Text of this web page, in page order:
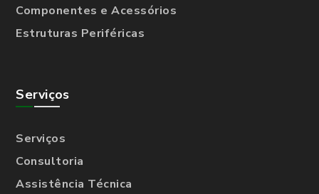
Componentes e Acessórios
Estruturas Periféricas
Serviços
Serviços
Consultoria
Assistência Técnica